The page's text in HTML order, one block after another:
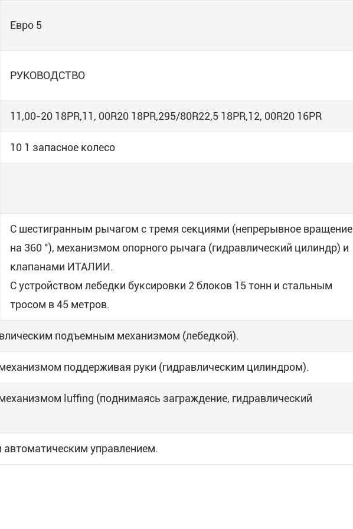
Евро 5
РУКОВОДСТВО
11,00-20 18PR,11, 00R20 18PR,295/80R22,5 18PR,12, 00R20 16PR
10 1 запасное колесо
С шестигранным рычагом с тремя секциями (непрерывное вращение
на 360 °), механизмом опорного рычага (гидравлический цилиндр) и
клапанами ИТАЛИИ.
С устройством лебедки буксировки 2 блоков 15 тонн и стальным
тросом в 45 метров.
подъемным механизмом (лебедкой).
поддерживая руки (гидравлическим цилиндром).
luffing (поднимаясь заграждение, гидравлический
управлением.